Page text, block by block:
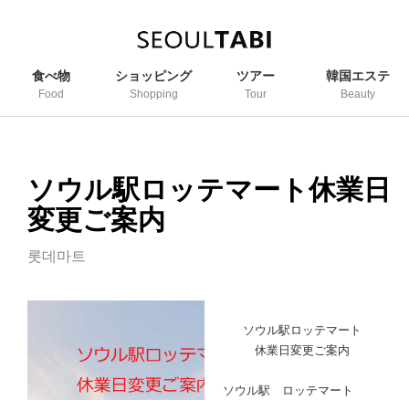
食べ物
Food
ショッピング
Shopping
ツアー
Tour
韓国エステ
Beauty
ソウル駅ロッテマート休業日
変更ご案内
롯데마트
ソウル駅ロッテマート
休業日変更ご案内
ソウル駅 ロッテマート